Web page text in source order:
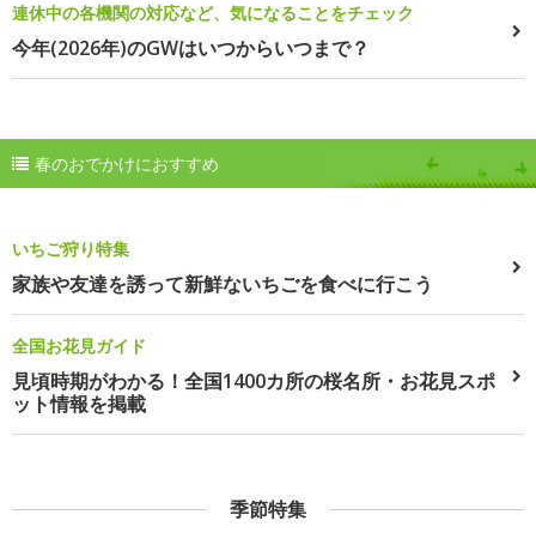
連休中の各機関の対応など、気になることをチェック
今年(2026年)のGWはいつからいつまで？
春のおでかけにおすすめ
いちご狩り特集
家族や友達を誘って新鮮ないちごを食べに行こう
全国お花見ガイド
見頃時期がわかる！全国1400カ所の桜名所・お花見スポ
ット情報を掲載
季節特集